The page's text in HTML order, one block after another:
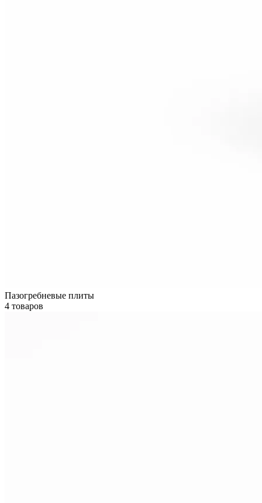
Пазогребневые плиты
4 товаров